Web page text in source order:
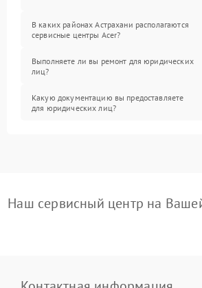
В каких районах Астрахани располагаются
сервисные центры Acer?
Выполняете ли вы ремонт для юридических
лиц?
Какую документацию вы предоставляете
для юридических лиц?
Наш сервисный центр на